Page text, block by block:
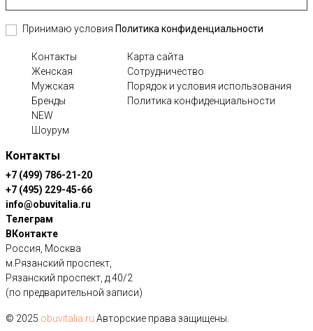
Принимаю условия Политика конфиденциальности
Контакты
Женская
Мужская
Бренды
NEW
Шоурум
Карта сайта
Сотрудничество
Порядок и условия использования
Политика конфиденциальности
Контакты
+7 (499) 786-21-20
+7 (495) 229-45-66
info@obuvitalia.ru
Телеграм
ВКонтакте
Россия Москва
м.Рязанский проспект,
Рязанский проспект, д.40/2
(по предварительной записи)
© 2025 obuvitalia.ru Авторские права защищены.